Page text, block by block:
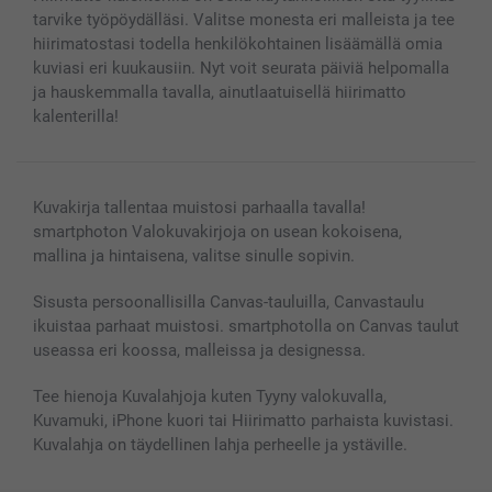
Kuvakalenterit & Päivyrit
Valokuvakehykset & Lisätarvikkeet
Lahjakortti
Kaikki kuvatuotteet
Investor Relations
Tilausten tila
tarvike työpöydälläsi. Valitse monesta eri malleista ja tee
hiirimatostasi todella henkilökohtainen lisäämällä omia
kuviasi eri kuukausiin. Nyt voit seurata päiviä helpomalla
ja hauskemmalla tavalla, ainutlaatuisellä hiirimatto
kalenterilla!
Kuvakirja tallentaa muistosi parhaalla tavalla!
smartphoton Valokuvakirjoja on usean kokoisena,
mallina ja hintaisena, valitse sinulle sopivin.
Sisusta persoonallisilla Canvas-tauluilla, Canvastaulu
ikuistaa parhaat muistosi. smartphotolla on Canvas taulut
useassa eri koossa, malleissa ja designessa.
Tee hienoja Kuvalahjoja kuten Tyyny valokuvalla,
Kuvamuki, iPhone kuori tai Hiirimatto parhaista kuvistasi.
Kuvalahja on täydellinen lahja perheelle ja ystäville.